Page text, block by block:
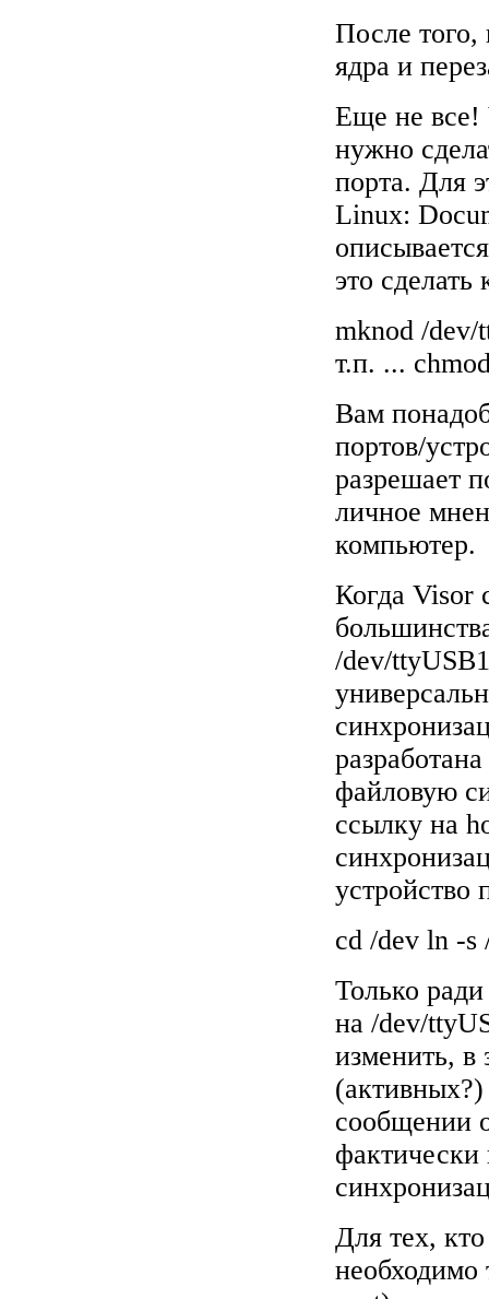
После того,
ядра и
Еще не все!
нужно
порта. Для
Linux:
это
mknod /dev/
т.п. ...
Вам
портов/
разрешает
личное
компьютер.
Когда Visor
/dev/
файловую
ссылку на
устройство
cd /dev ln -s
Только
на /dev/
изменить, в
сообщении
фактически
Для тех,
необходимо